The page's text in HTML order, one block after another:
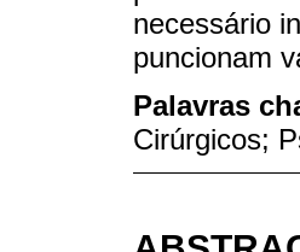
necessário
puncionam
Palavras
Cirúrgicos;